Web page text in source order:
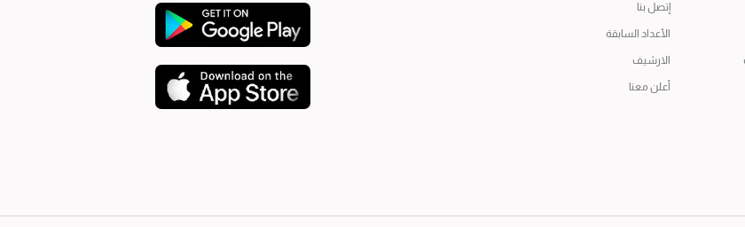
إتصل بنا
الأعداد السابقة
الارشيف
أعلن معنا